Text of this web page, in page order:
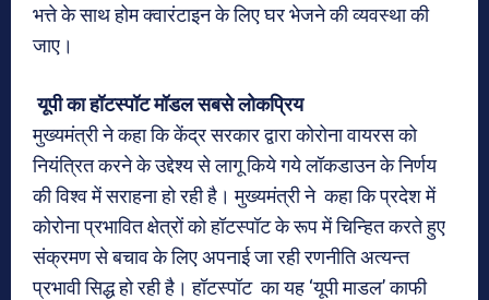
भत्ते के साथ होम क्वारंटाइन के लिए घर भेजने की व्यवस्था की
जाए।
यूपी का हॉटस्पॉट मॉडल सबसे लोकप्रिय
मुख्यमंत्री ने कहा कि केंद्र सरकार द्वारा कोरोना वायरस को
नियंत्रित करने के उद्देश्य से लागू किये गये लॉकडाउन के निर्णय
की विश्व में सराहना हो रही है। मुख्यमंत्री ने कहा कि प्रदेश में
कोरोना प्रभावित क्षेत्रों को हॉटस्पॉट के रूप में चिन्हित करते हुए
संक्रमण से बचाव के लिए अपनाई जा रही रणनीति अत्यन्त
प्रभावी सिद्ध हो रही है। हॉटस्पॉट का यह ‘यूपी माडल’ काफी